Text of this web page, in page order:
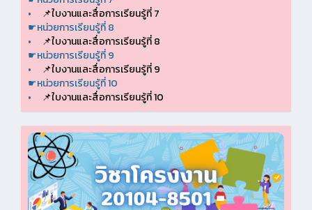
•
📌ใบงานและสื่อการเรียนรู้ที่ 7
☛หน่วยการเรียนรู้ที่ 8
•
📌ใบงานและสื่อการเรียนรู้ที่ 8
☛หน่วยการเรียนรู้ที่ 9
•
📌ใบงานและสื่อการเรียนรู้ที่ 9
☛หน่วยการเรียนรู้ที่ 10
•
📌ใบงานและสื่อการเรียนรู้ที่ 10